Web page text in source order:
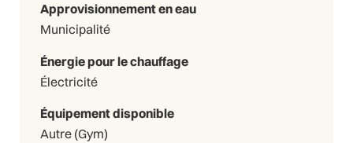
Approvisionnement en eau
Municipalité
Énergie pour le chauffage
Électricité
Équipement disponible
Autre (Gym)